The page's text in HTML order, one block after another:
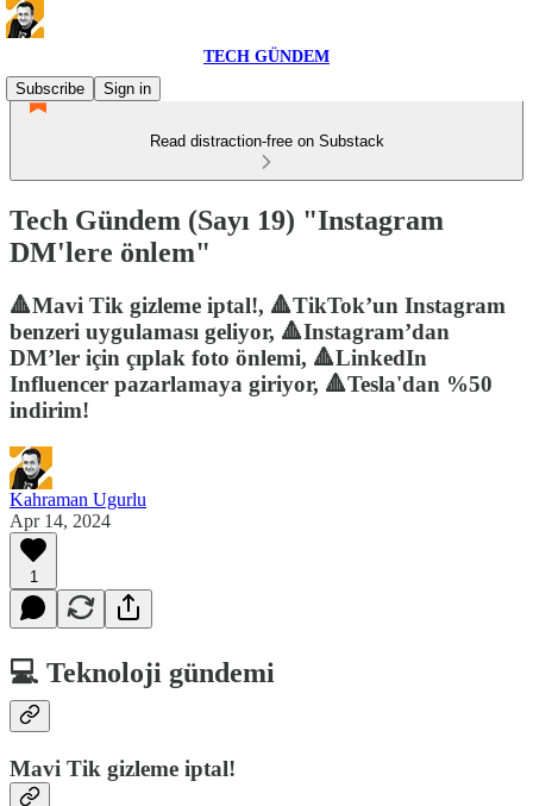
TECH GÜNDEM
Subscribe
Sign in
Read distraction-free on Substack
Tech Gündem (Sayı 19) "Instagram
DM'lere önlem"
🔺Mavi Tik gizleme iptal!, 🔺TikTok’un Instagram
benzeri uygulaması geliyor, 🔺Instagram’dan
DM’ler için çıplak foto önlemi, 🔺LinkedIn
Influencer pazarlamaya giriyor, 🔺Tesla'dan %50
indirim!
Kahraman Ugurlu
Apr 14, 2024
1
💻 Teknoloji gündemi
Mavi Tik gizleme iptal!